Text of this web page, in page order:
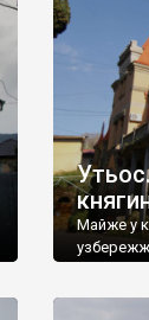
Майже у